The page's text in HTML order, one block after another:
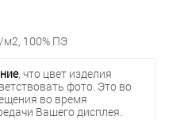
м2, 100% ПЭ
, что цвет изделия
фото. Это во
во время
Вашего дисплея.